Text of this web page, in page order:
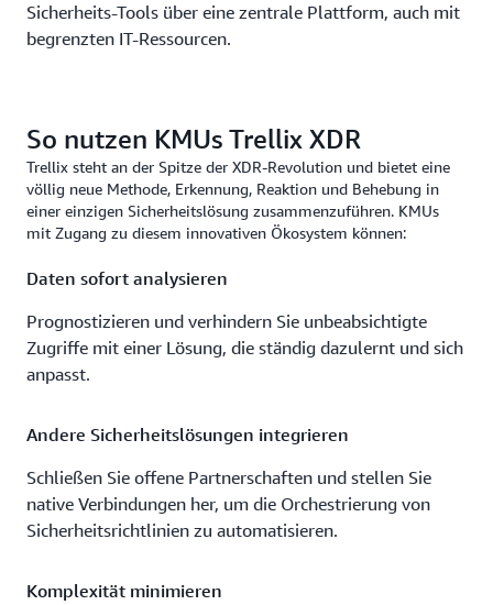
Sicherheits-Tools über eine zentrale Plattform, auch mit
begrenzten IT-Ressourcen.
So nutzen KMUs Trellix XDR
Trellix steht an der Spitze der XDR-Revolution und bietet eine
völlig neue Methode, Erkennung, Reaktion und Behebung in
einer einzigen Sicherheitslösung zusammenzuführen. KMUs
mit Zugang zu diesem innovativen Ökosystem können:
Daten sofort analysieren
Prognostizieren und verhindern Sie unbeabsichtigte
Zugriffe mit einer Lösung, die ständig dazulernt und sich
anpasst.
Andere Sicherheitslösungen integrieren
Schließen Sie offene Partnerschaften und stellen Sie
native Verbindungen her, um die Orchestrierung von
Sicherheitsrichtlinien zu automatisieren.
Komplexität minimieren